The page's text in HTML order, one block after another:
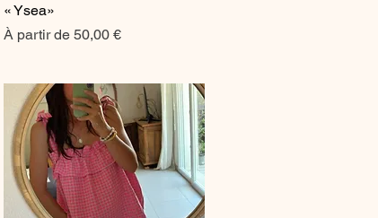
« Ysea»
À partir de 50,00 €
Prix promotionnel